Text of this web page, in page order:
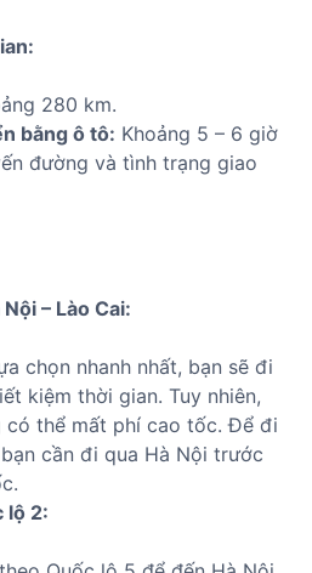
280 km.
bằng ô tô: Khoảng 5 – 6 giờ
đường và tình trạng giao
– Lào Cai:
chọn nhanh nhất, bạn sẽ đi
kiệm thời gian. Tuy nhiên,
có thể mất phí cao tốc. Để đi
cần đi qua Hà Nội trước
lộ 2: